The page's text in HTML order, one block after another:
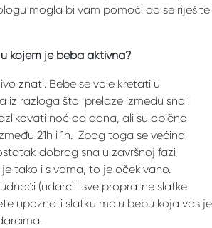
mogla bi vam pomoći da se riješite
kojem je beba aktivna?
znati. Bebe se vole kretati u
iz razloga što prelaze između sna i
noć od dana, ali su obično
21h i 1h. Zbog toga se većina
dobrog sna u završnoj fazi
tako i s vama, to je očekivano.
(udarci i sve propratne slatke
upoznati slatku malu bebu koja vas je